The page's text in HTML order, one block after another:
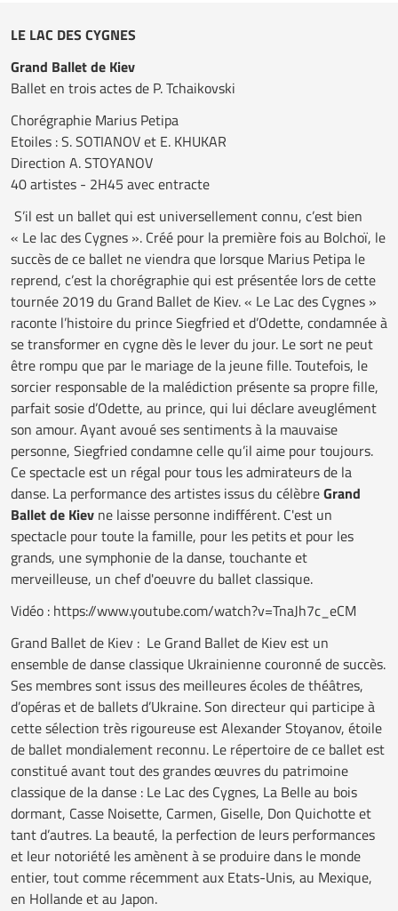
LE LAC DES CYGNES
Grand Ballet de Kiev
Ballet en trois actes de P. Tchaikovski
Chorégraphie Marius Petipa
Etoiles : S. SOTIANOV et E. KHUKAR
Direction A. STOYANOV
40 artistes - 2H45 avec entracte
S’il est un ballet qui est universellement connu, c’est bien
« Le lac des Cygnes ». Créé pour la première fois au Bolchoï, le
succès de ce ballet ne viendra que lorsque Marius Petipa le
reprend, c’est la chorégraphie qui est présentée lors de cette
tournée 2019 du Grand Ballet de Kiev. « Le Lac des Cygnes »
raconte l’histoire du prince Siegfried et d’Odette, condamnée à
se transformer en cygne dès le lever du jour. Le sort ne peut
être rompu que par le mariage de la jeune fille. Toutefois, le
sorcier responsable de la malédiction présente sa propre fille,
parfait sosie d’Odette, au prince, qui lui déclare aveuglément
son amour. Ayant avoué ses sentiments à la mauvaise
personne, Siegfried condamne celle qu’il aime pour toujours.
Ce spectacle est un régal pour tous les admirateurs de la
danse. La performance des artistes issus du célèbreGrand
Ballet de Kiev ne laisse personne indifférent. C'est un
spectacle pour toute la famille, pour les petits et pour les
grands, une symphonie de la danse, touchante et
merveilleuse, un chef d'oeuvre du ballet classique.
Vidéo : https://www.youtube.com/watch?v=TnaJh7c_eCM
Grand Ballet de Kiev : Le Grand Ballet de Kiev est un
ensemble de danse classique Ukrainienne couronné de succès.
Ses membres sont issus des meilleures écoles de théâtres,
d’opéras et de ballets d’Ukraine. Son directeur qui participe à
cette sélection très rigoureuse est Alexander Stoyanov, étoile
de ballet mondialement reconnu. Le répertoire de ce ballet est
constitué avant tout des grandes œuvres du patrimoine
classique de la danse : Le Lac des Cygnes, La Belle au bois
dormant, Casse Noisette, Carmen, Giselle, Don Quichotte et
tant d’autres. La beauté, la perfection de leurs performances
et leur notoriété les amènent à se produire dans le monde
entier, tout comme récemment aux Etats-Unis, au Mexique,
en Hollande et au Japon.